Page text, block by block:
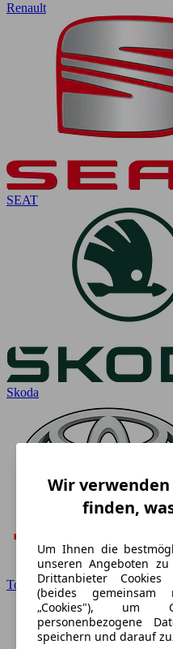
Renault
SEAT
Skoda
Toyota
Wir verwenden
finden,
Um Ihnen die
unseren Angeboten
Drittanbieter
(beides gemeinsam
„Cookies"), um
personenbezogene
speichern und darauf